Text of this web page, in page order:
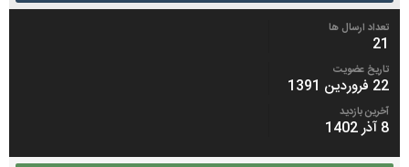
تعداد ارسال ها
21
تاریخ عضویت
22 فروردین 1391
آخرین بازدید
8 آذر 1402